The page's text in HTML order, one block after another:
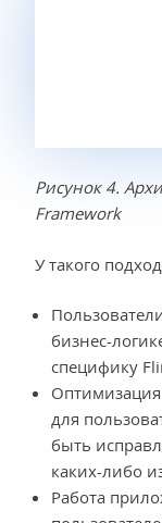
Рисунок 4.
Framework
У такого
бизнес-
специфику
для
быть
каких-либо
Работа